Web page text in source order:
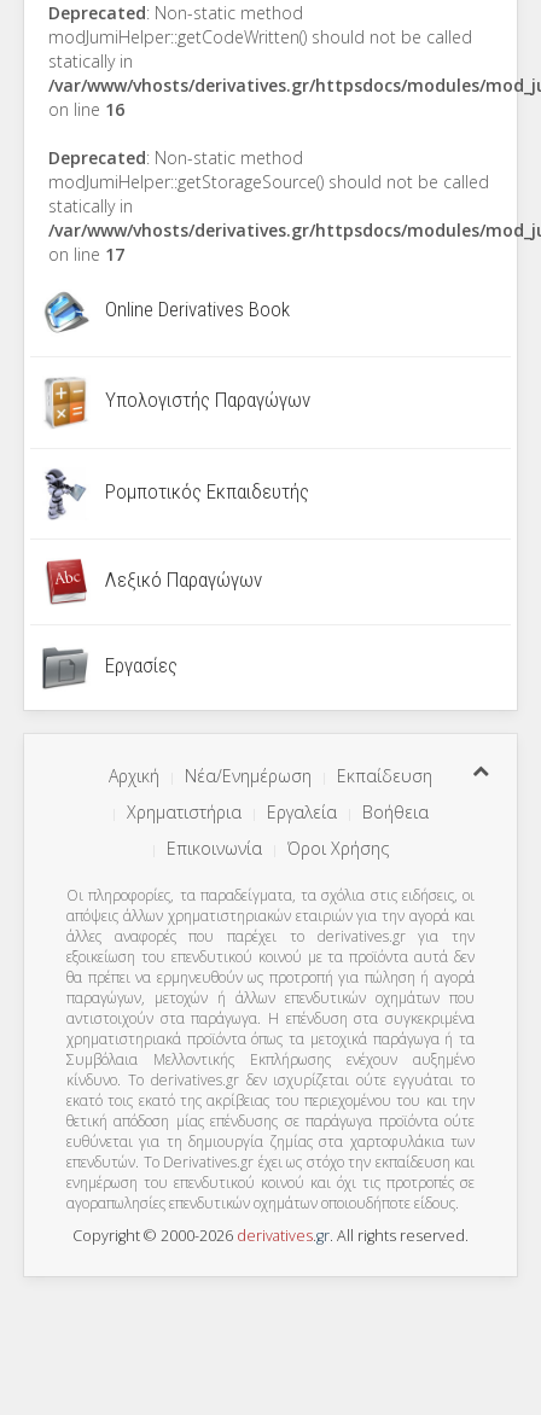
Deprecated: Non-static method
modJumiHelper::getCodeWritten() should not be called
statically in
/var/www/vhosts/derivatives.gr/httpsdocs/modules/
on line 16
Deprecated: Non-static method
modJumiHelper::getStorageSource() should not be called
statically in
/var/www/vhosts/derivatives.gr/httpsdocs/modules/
on line 17
Online Derivatives Book
Υπολογιστής Παραγώγων
Ρομποτικός Εκπαιδευτής
Λεξικό Παραγώγων
Εργασίες
Αρχική Νέα/Ενημέρωση
Εκπαίδευση
Χρηματιστήρια
Εργαλεία
Βοήθεια
Επικοινωνία
Όροι Χρήσης
Οι πληροφορίες, τα παραδείγματα, τα σχόλια στις ειδήσεις, οι
απόψεις άλλων χρηματιστηριακών εταιριών για την αγορά και
άλλες αναφορές που παρέχει το derivatives.gr για την
εξοικείωση του επενδυτικού κοινού με τα προϊόντα αυτά δεν
θα πρέπει να ερμηνευθούν ως προτροπή για πώληση ή αγορά
παραγώγων, μετοχών ή άλλων επενδυτικών οχημάτων που
αντιστοιχούν στα παράγωγα. Η επένδυση στα συγκεκριμένα
χρηματιστηριακά προϊόντα όπως τα μετοχικά παράγωγα ή τα
Συμβόλαια Μελλοντικής Εκπλήρωσης ενέχουν αυξημένο
κίνδυνο. Το derivatives.gr δεν ισχυρίζεται ούτε εγγυάται το
εκατό τοις εκατό της ακρίβειας του περιεχομένου του και την
θετική απόδοση μίας επένδυσης σε παράγωγα προϊόντα ούτε
ευθύνεται για τη δημιουργία ζημίας στα χαρτοφυλάκια των
επενδυτών. To Derivatives.gr έχει ως στόχο την εκπαίδευση και
ενημέρωση του επενδυτικού κοινού και όχι τις προτροπές σε
αγοραπωλησίες επενδυτικών οχημάτων οποιουδήποτε είδους.
Copyright © 2000-2026 derivatives.gr. All rights reserved.